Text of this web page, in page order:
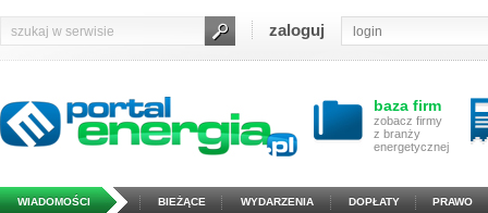
zaloguj
baza firm
zobacz firmy
z branży
energetycznej
WIADOMOŚCI BIEŻĄCE WYDARZENIA DOPŁATY PRAWO